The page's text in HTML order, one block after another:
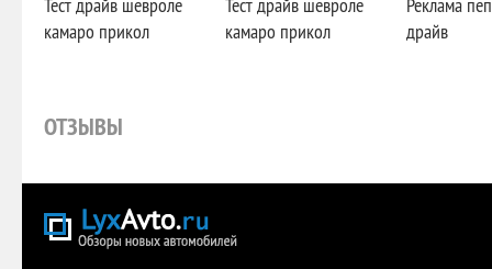
камаро прикол
камаро прикол
драйв
ОТЗЫВЫ